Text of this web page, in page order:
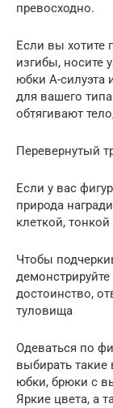
превосходно.
Если вы хотите
изгибы, носите
юбки А-силуэта
для вашего
обтягивают
Перевернутый
Если у вас
природа
клеткой,
Чтобы
достоинство,
туловища
Одеваться по
выбирать
юбки, брюки с
Яркие цвета, а